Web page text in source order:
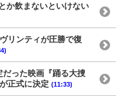
か飲まないといけない
リンティが圧勝で復
だった映画『踊る大捜
正式に決定 (11:33)